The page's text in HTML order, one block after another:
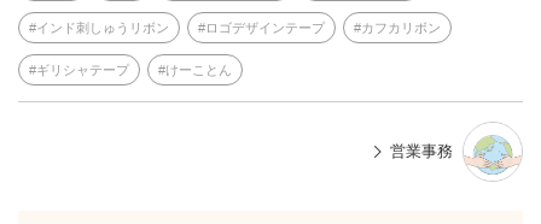
インド刺しゅうリボン ロゴデザインテープ カフカリボン
ギリシャテープ けーことん
営業事務